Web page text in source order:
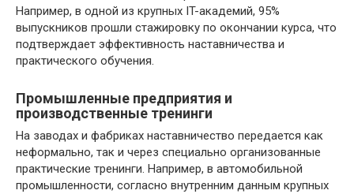
Например, в одной из крупных IT-академий, 95%
выпускников прошли стажировку по окончании курса, что
подтверждает эффективность наставничества и
практического обучения.
Промышленные предприятия и
производственные тренинги
На заводах и фабриках наставничество передается как
неформально, так и через специально организованные
практические тренинги. Например, в автомобильной
промышленности, согласно внутренним данным крупных